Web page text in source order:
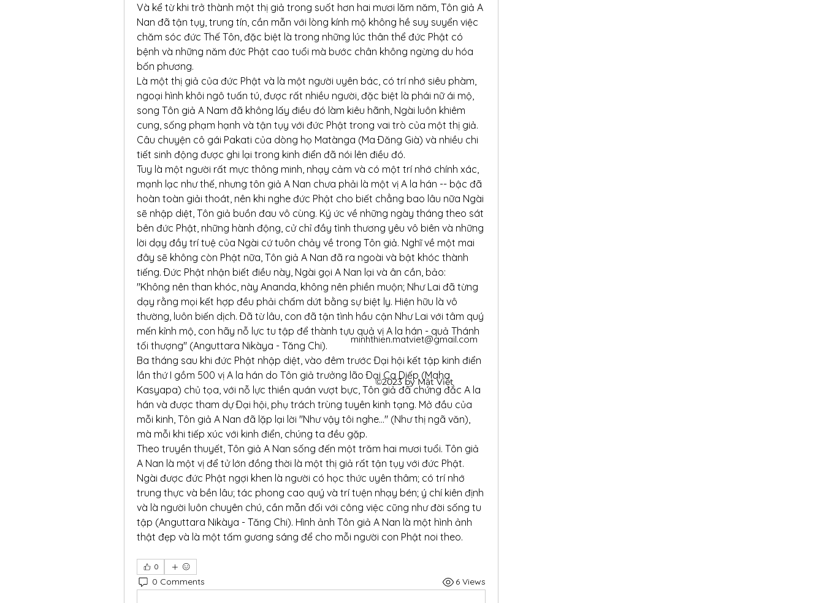
Và kể từ khi trở thành một thị giả trong suốt hơn hai mươi lăm năm, Tôn giả A
Nan đã tận tụy, trung tín, cần mẫn với lòng kính mộ không hề suy suyển việc
chăm sóc đức Thế Tôn, đặc biệt là trong những lúc thân thể đức Phật có
bệnh và những năm đức Phật cao tuổi mà bước chân không ngừng du hóa
bốn phương.
Là một thị giả của đức Phật và là một người uyên bác, có trí nhớ siêu phàm,
ngoại hình khôi ngô tuấn tú, được rất nhiều người, đặc biệt là phái nữ ái mộ,
song Tôn giả A Nam đã không lấy điều đó làm kiêu hãnh, Ngài luôn khiêm
cung, sống phạm hạnh và tận tụy với đức Phật trong vai trò của một thị giả.
Câu chuyện cô gái Pakati của dòng họ Matànga (Ma Ðăng Già) và nhiều chi
tiết sinh động được ghi lại trong kinh điển đã nói lên điều đó.
Tuy là một người rất mực thông minh, nhạy cảm và có một trí nhớ chính xác,
mạnh lạc như thế, nhưng tôn giả A Nan chưa phải là một vị A la hán -- bậc đã
hoàn toàn giải thoát, nên khi nghe đức Phật cho biết chẳng bao lâu nữa Ngài
sẽ nhập diệt, Tôn giả buồn đau vô cùng. Ký ức về những ngày tháng theo sát
bên đức Phật, những hành động, cử chỉ đầy tình thương yêu vô biên và những
lời dạy đầy trí tuệ của Ngài cứ tuôn chảy về trong Tôn giả. Nghĩ về một mai
đây sẽ không còn Phật nữa, Tôn giả A Nan đã ra ngoài và bật khóc thành
tiếng. Ðức Phật nhận biết điều này, Ngài gọi A Nan lại và ân cần, bảo:
"Không nên than khóc, này Ananda, không nên phiền muộn; Như Lai đã từng
dạy rằng mọi kết hợp đều phải chấm dứt bằng sự biệt ly. Hiện hữu là vô
thường, luôn biến dịch. Ðã từ lâu, con đã tận tình hầu cận Như Lai với tâm quý
mến kỉnh mộ, con hãy nỗ lực tu tập để thành tựu quả vị A la hán - quả Thánh
tối thượng" (Anguttara Nikàya - Tăng Chi).
Ba tháng sau khi đức Phật nhập diệt, vào đêm trước Ðại hội kết tập kinh điển
lần thứ I gồm 500 vị A la hán do Tôn giả trưởng lão Ðại Ca Diếp (Maha
Kasyapa) chủ tọa, với nỗ lực thiền quán vượt bực, Tôn giả đã chứng đắc A la
hán và được tham dự Ðại hội, phụ trách trùng tuyên kinh tạng. Mở đầu của
mỗi kinh, Tôn giả A Nan đã lặp lại lời "Như vậy tôi nghe..." (Như thị ngã văn),
mà mỗi khi tiếp xúc với kinh điển, chúng ta đều gặp.
Theo truyền thuyết, Tôn giả A Nan sống đến một trăm hai mươi tuổi. Tôn giả
A Nan là một vị để tử lớn đồng thời là một thị giả rất tận tụy với đức Phật.
Ngài được đức Phật ngợi khen là người có học thức uyên thâm; có trí nhớ
trung thực và bền lâu; tác phong cao quý và trí tuện nhạy bén; ý chí kiên định
và là người luôn chuyên chú, cần mẫn đối với công việc cũng như đời sống tu
tập (Anguttara Nikàya - Tăng Chi). Hình ảnh Tôn giả A Nan là một hình ảnh
thật đẹp và là một tấm gương sáng để cho mỗi người con Phật noi theo.
0
0 Comments 6 Views
minhthien.matviet@gmail.com
©2023 by Mật Việt